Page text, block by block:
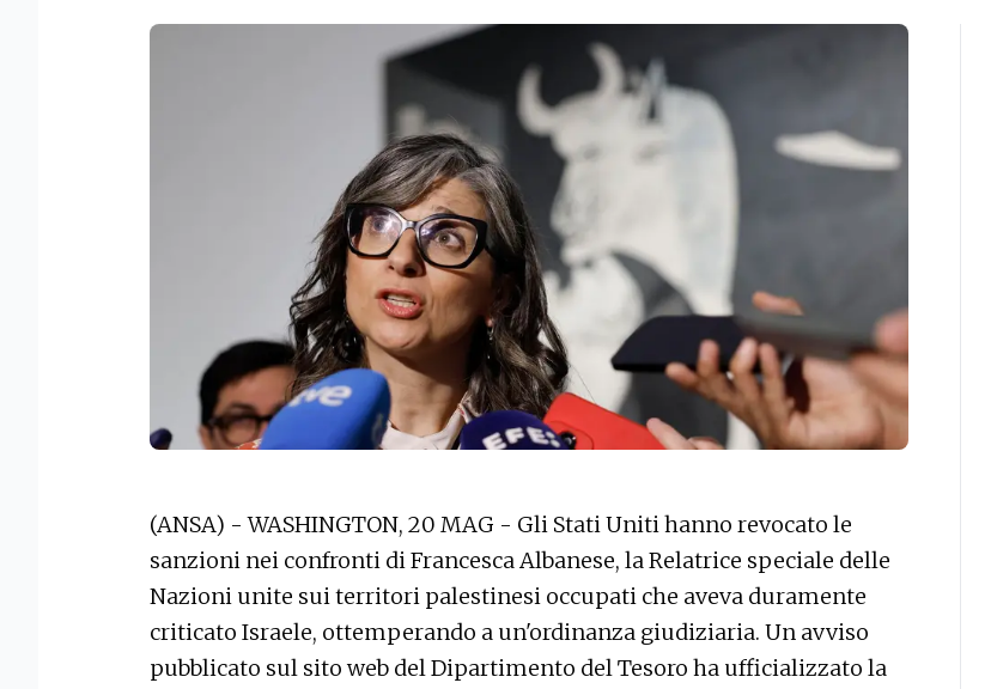
(ANSA) - WASHINGTON, 20 MAG - Gli Stati Uniti hanno revocato le
sanzioni nei confronti di Francesca Albanese, la Relatrice speciale delle
Nazioni unite sui territori palestinesi occupati che aveva duramente
criticato Israele, ottemperando a un'ordinanza giudiziaria. Un avviso
pubblicato sul sito web del Dipartimento del Tesoro ha ufficializzato la